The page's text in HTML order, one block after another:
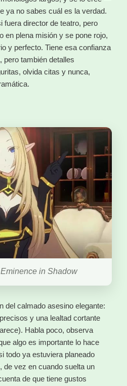
ya no sabes cuál es la verdad.
fuera director de teatro, pero
en plena misión y se pone rojo,
y perfecto. Tiene esa confianza
pero también detalles
olvida citas y nunca,
in Shadow
del calmado asesino elegante:
y una lealtad cortante
Habla poco, observa
algo es importante lo hace
todo ya estuviera planeado
de vez en cuando suelta un
de que tiene gustos